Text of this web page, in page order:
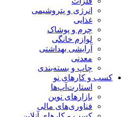
انرژی و پتروشیمی
غذایی
چرم و پوشاک
لوازم خانگی
آرایشی بهداشتی
معدنی
چاپ و بسته‌بندی
کسب و کارهای نو
استارت‌آپ‌ها
بازارهای نوین
فناوری‌های مالی